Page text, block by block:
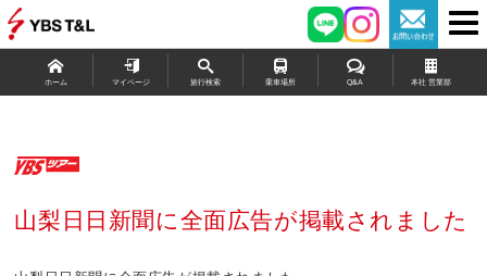
ホーム マイページ 旅行検索 乗車場所 Q&A 本社 営業部
山梨日日新聞に全面広告が掲載されました